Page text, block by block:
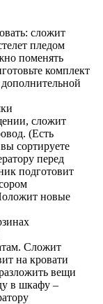
сложит
пледом
поменять
комплект
сложит
(Есть
сортируете
перед
подготовит
новые
Сложит
на кровати
вещи
в шкафу –